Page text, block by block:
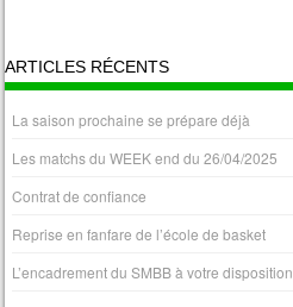
ARTICLES RÉCENTS
La saison prochaine se prépare déjà
Les matchs du WEEK end du 26/04/2025
Contrat de confiance
Reprise en fanfare de l’école de basket
L’encadrement du SMBB à votre disposition